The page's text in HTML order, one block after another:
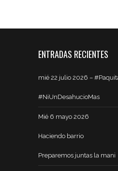
ENTRADAS RECIENTES
mié 22 julio 2026 –
#NiUnDesahucioMas
Mié 6 mayo 2026
Haciendo barrio
Preparemos juntas la mani